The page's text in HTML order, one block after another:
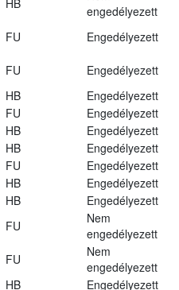
HB
engedélyezett
FU
Engedélyezett
FU
Engedélyezett
HB
Engedélyezett
FU
Engedélyezett
HB
Engedélyezett
HB
Engedélyezett
FU
Engedélyezett
HB
Engedélyezett
HB
Engedélyezett
FU
Nem
engedélyezett
FU
Nem
engedélyezett
HB
Engedélyezett